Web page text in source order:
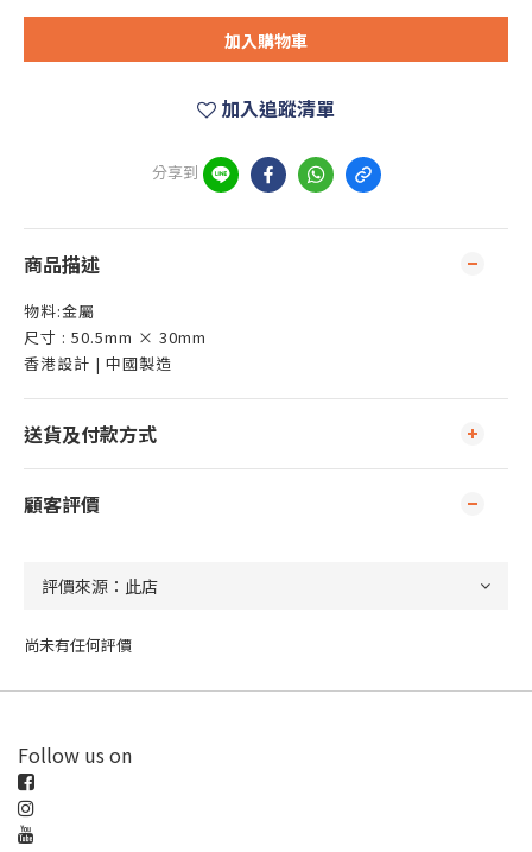
加入購物車
加入追蹤清單
分享到
商品描述
物料:金屬
尺寸 : 50.5mm × 30mm
香港設計 | 中國製造
送貨及付款方式
顧客評價
尚未有任何評價
Follow us on